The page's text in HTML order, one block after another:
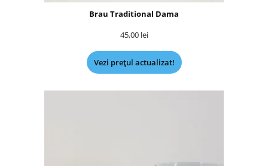
Brau Traditional Dama
45,00 lei
Vezi prețul actualizat!